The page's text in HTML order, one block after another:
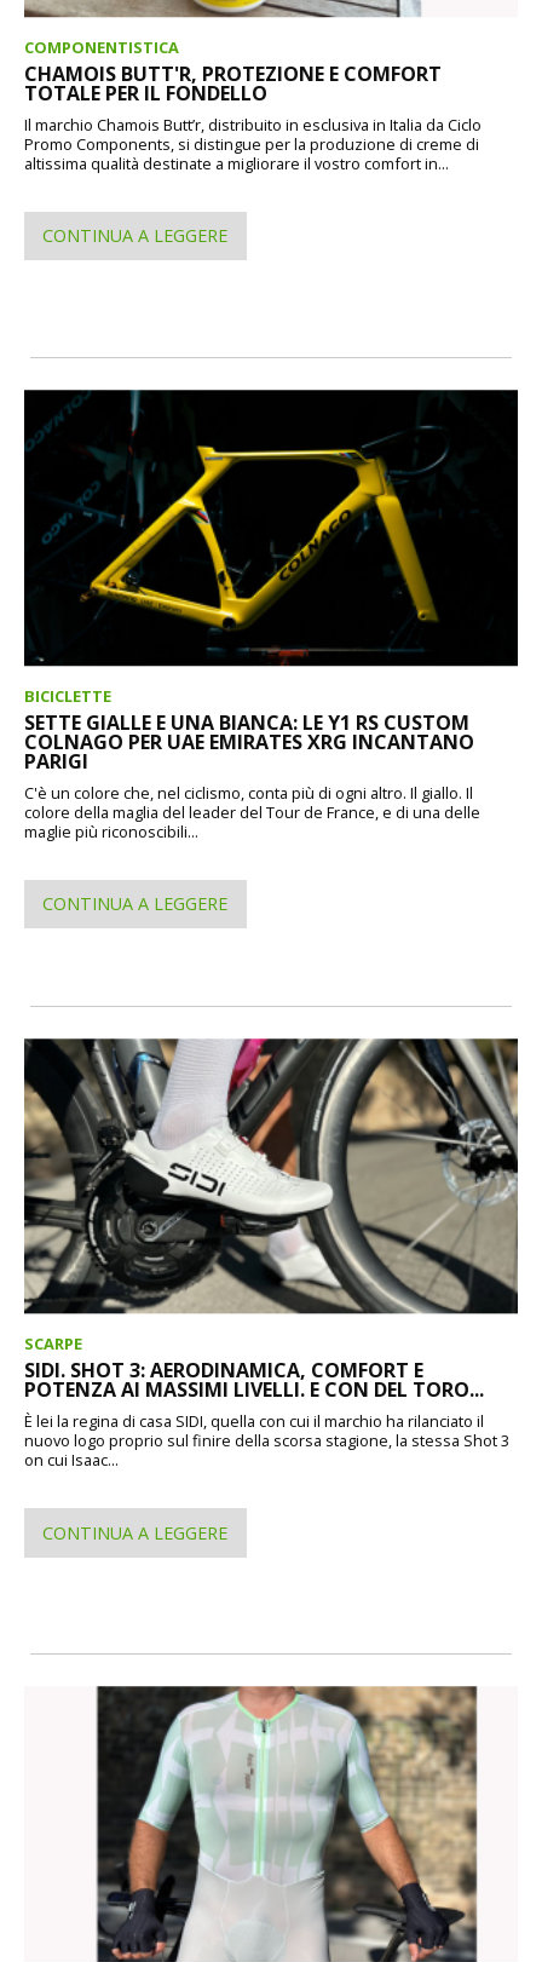
COMPONENTISTICA
CHAMOIS BUTT'R, PROTEZIONE E COMFORT
TOTALE PER IL FONDELLO
Il marchio Chamois Butt’r, distribuito in esclusiva in Italia da Ciclo
Promo Components, si distingue per la produzione di creme di
altissima qualità destinate a migliorare il vostro comfort in...
CONTINUA A LEGGERE
BICICLETTE
SETTE GIALLE E UNA BIANCA: LE Y1 RS CUSTOM
COLNAGO PER UAE EMIRATES XRG INCANTANO
PARIGI
C'è un colore che, nel ciclismo, conta più di ogni altro. Il giallo. Il
colore della maglia del leader del Tour de France, e di una delle
maglie più riconoscibili...
CONTINUA A LEGGERE
SCARPE
SIDI. SHOT 3: AERODINAMICA, COMFORT E
POTENZA AI MASSIMI LIVELLI. E CON DEL TORO...
È lei la regina di casa SIDI, quella con cui il marchio ha rilanciato il
nuovo logo proprio sul finire della scorsa stagione, la stessa Shot 3
on cui Isaac...
CONTINUA A LEGGERE